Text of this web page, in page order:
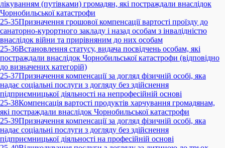
лікуванням (путівками) громадян, які постраждали внаслідок
Чорнобильської катастрофи
25-35Призначення грошової компенсації вартості проїзду до
санаторно-курортного закладу і назад особам з інвалідністю
внаслідок війни та прирівняним до них особам
25-36Встановлення статусу, видача посвідчень особам, які
постраждали внаслідок Чорнобильської катастрофи (відповідно
до визначених категорій)
25-37Призначення компенсації за догляд фізичній особі, яка
надає соціальні послуги з догляду без здійснення
підприємницької діяльності на непрофесійній основі
25-38Компенсація вартості продуктів харчування громадянам,
які постраждали внаслідок Чорнобильської катастрофи
25-39Призначення компенсації за догляд фізичній особі, яка
надає соціальні послуги з догляду без здійснення
підприємницької діяльності на професійній основі